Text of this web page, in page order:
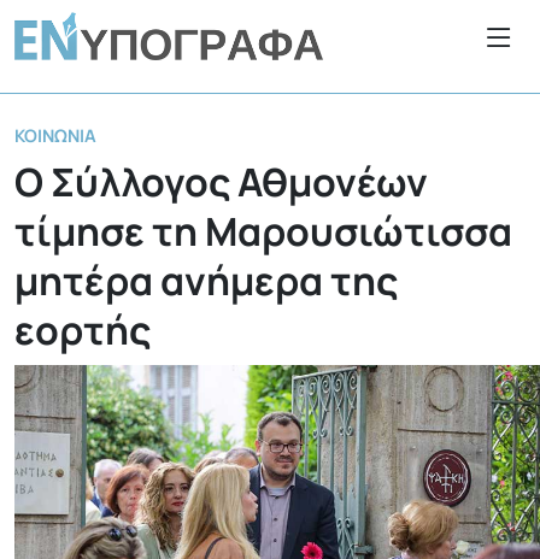
ΚΟΙΝΩΝΊΑ
Ο Σύλλογος Αθμονέων
τίμησε τη Μαρουσιώτισσα
μητέρα ανήμερα της
εορτής